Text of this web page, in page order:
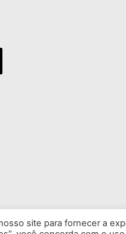
site para fornecer a